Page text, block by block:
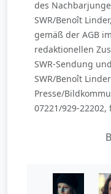
des
SWR/Benoît
gemäß der AGB
redaktionellen
SWR-Sendung
SWR/Benoît
Presse/
07221/929-22202,